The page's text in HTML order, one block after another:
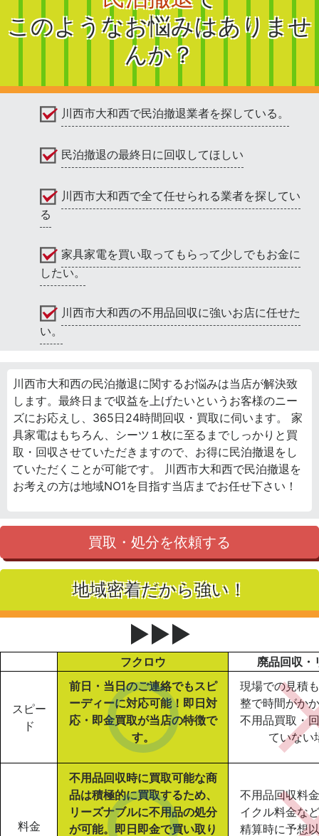
このようなお悩みはありませ
んか？
川西市大和西で民泊撤退業者を探している。
民泊撤退の最終日に回収してほしい
川西市大和西で全て任せられる業者を探してい
る
家具家電を買い取ってもらって少しでもお金に
したい。
川西市大和西の不用品回収に強いお店に任せた
い。
川西市大和西の民泊撤退に関するお悩みは当店が解決致
します。最終日まで収益を上げたいというお客様のニー
ズにお応えし、365日24時間回収・買取に伺います。 家
具家電はもちろん、シーツ１枚に至るまでしっかりと買
取・回収させていただきますので、お得に民泊撤退をし
ていただくことが可能です。 川西市大和西で民泊撤退を
お考えの方は地域NO1を目指す当店までお任せ下さい！
買取・処分を依頼する
地域密着だから強い！
▶▶▶
フクロウ 廃品回収・
スピー
ド
前日・当日のご連絡でもスピ
ーディーに対応可能！即日対
応・即金買取が当店の特徴で
す。
現場での見積
整で時間がか
不用品買取・
ていない
料金
不用品回収時に買取可能な商
品は積極的に買取するため、
リーズナブルに不用品の処分
が可能。即日即金で買い取り
不用品回収料
イクル料金な
精算時に予想